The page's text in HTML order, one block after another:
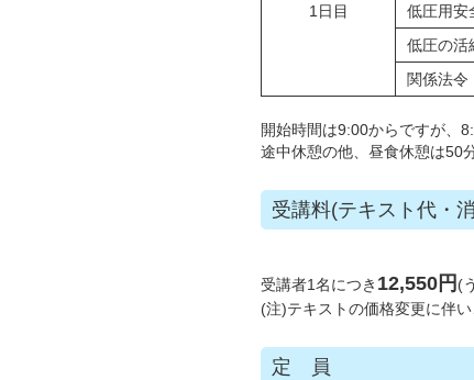
1日目
低圧用安
低圧の活
関係法令
開始時間は9:00からですが、
途中休憩の他、昼食休憩は50
受講料(テキスト代・
受講者1名につき 12,550円 (
(注)テキストの価格変更に伴
定 員